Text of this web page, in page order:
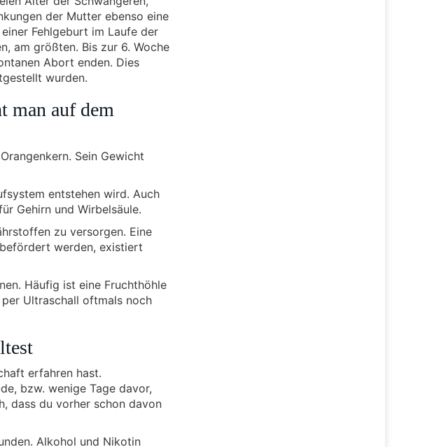
der Mutter ebenso eine
Fehlgeburt im Laufe der
am größten. Bis zur 6. Woche
Abort enden. Dies
wurden.
man auf dem
Sein Gewicht
entstehen wird. Auch
Gehirn und Wirbelsäule.
zu versorgen. Eine
werden, existiert
Häufig ist eine Fruchthöhle
Ultraschall oftmals noch
erfahren hast.
bzw. wenige Tage davor,
dass du vorher schon davon
Alkohol und Nikotin